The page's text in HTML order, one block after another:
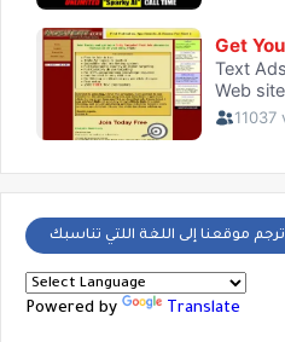
ترجم موقعنا إلى اللغة اللتي تناسبك
Powered by Translate